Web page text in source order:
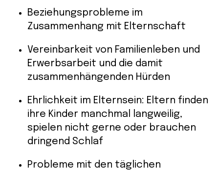
Beziehungsprobleme im
Zusammenhang mit Elternschaft
Vereinbarkeit von Familienleben und
Erwerbsarbeit und die damit
zusammenhängenden Hürden
Ehrlichkeit im Elternsein: Eltern finden
ihre Kinder manchmal langweilig,
spielen nicht gerne oder brauchen
dringend Schlaf
Probleme mit den täglichen